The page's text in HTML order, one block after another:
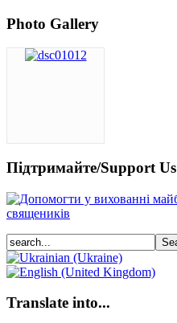
Photo Gallery
Підтримайте/Support Us
Translate into...